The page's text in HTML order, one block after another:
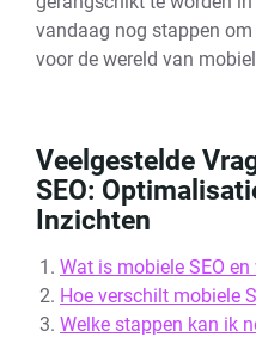
vandaag nog stappen
voor de wereld van
Veelgestelde
SEO:
Inzichten
Wat is mobiele SEO
Hoe verschilt mobiele
Welke stappen kan ik